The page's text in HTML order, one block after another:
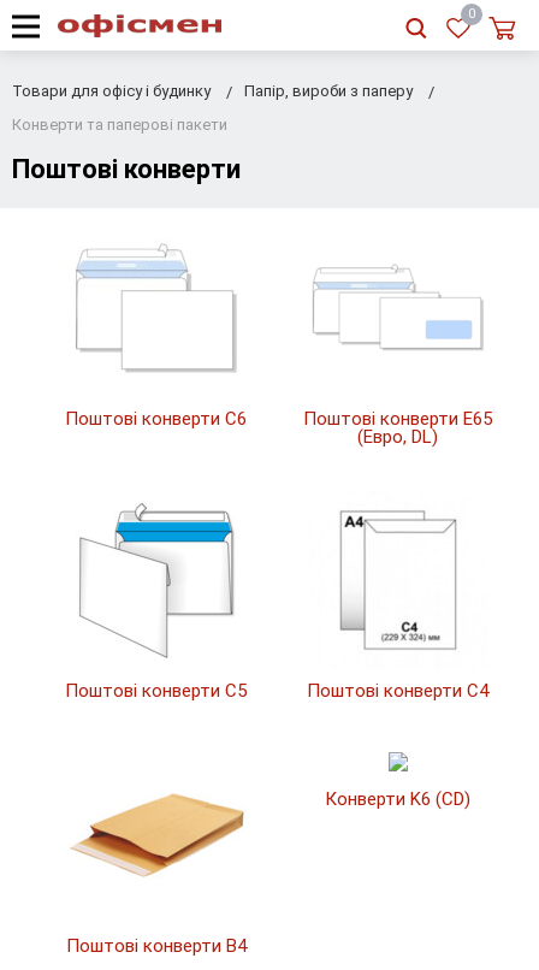
RU
0
Товари для офісу і будинку
Папір, вироби з паперу
Конверти та паперові пакети
Поштові конверти
Поштові конверти C6
Поштові конверти E65
(Евро, DL)
Поштові конверти C5 Поштові конверти C4
Поштові конверти B4
Конверти K6 (CD)